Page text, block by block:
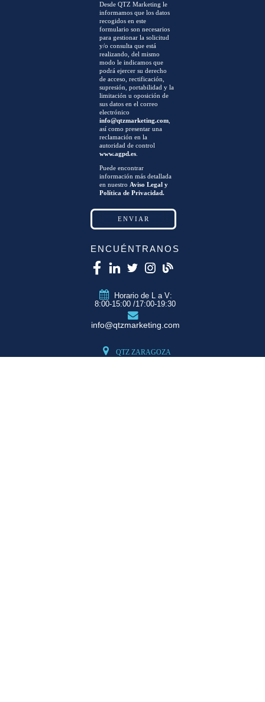
Desde QTZ Marketing le
informamos que los datos
recogidos en este
formulario son necesarios
para gestionar la solicitud
y/o consulta que está
realizando, del mismo
modo le indicamos que
podrá ejercer su derecho
de acceso, rectificación,
supresión, portabilidad y la
limitación u oposición de
sus datos en el correo
electrónico
info@qtzmarketing.com,
así como presentar una
reclamación en la
autoridad de control
www.agpd.es.
Puede encontrar
información más detallada
en nuestroAviso Legal y
Política de Privacidad.
ENCUÉNTRANOS
Horario de L a V:
8:00-15:00 /17:00-19:30
info@qtzmarketing.com
QTZ ZARAGOZA